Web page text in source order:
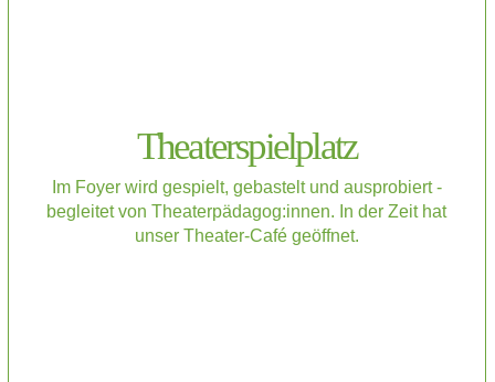
Theaterspielplatz
Im Foyer wird gespielt, gebastelt und ausprobiert -
begleitet von Theaterpädagog:innen. In der Zeit hat
unser Theater-Café geöffnet.